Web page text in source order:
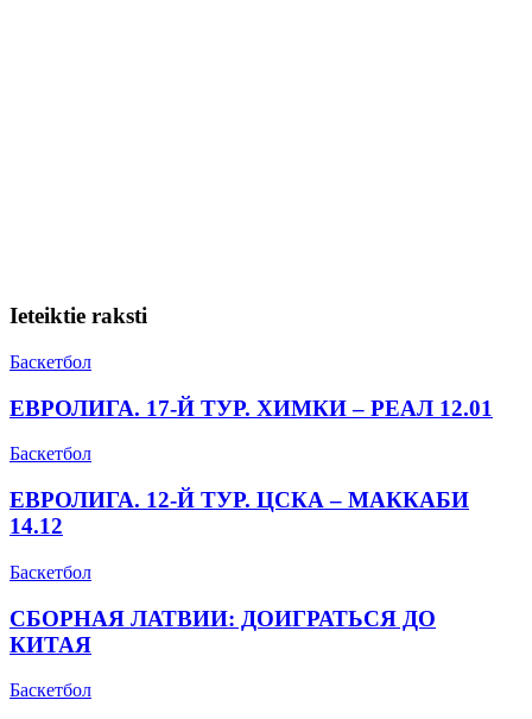
Ieteiktie raksti
Баскетбол
ЕВРОЛИГА. 17-Й ТУР. ХИМКИ – РЕАЛ 12.01
Баскетбол
ЕВРОЛИГА. 12-Й ТУР. ЦСКА – МАККАБИ
14.12
Баскетбол
СБОРНАЯ ЛАТВИИ: ДОИГРАТЬСЯ ДО
КИТАЯ
Баскетбол